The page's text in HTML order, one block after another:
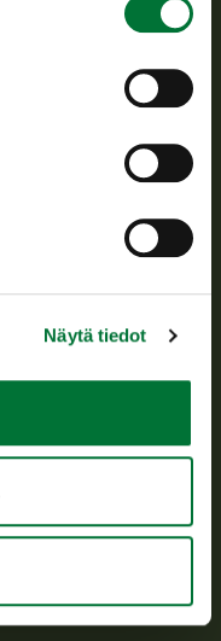
Näytä tiedot